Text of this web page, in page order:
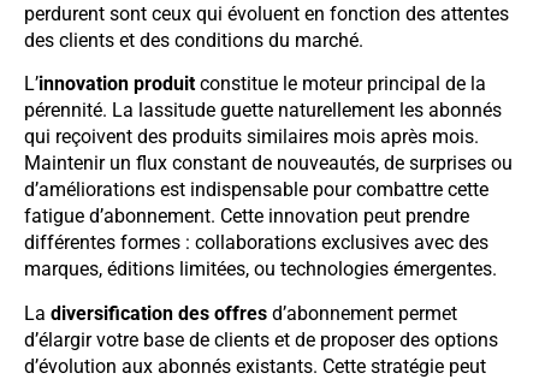
perdurent sont ceux qui évoluent en fonction des attentes
des clients et des conditions du marché.
L’innovation produit constitue le moteur principal de la
pérennité. La lassitude guette naturellement les abonnés
qui reçoivent des produits similaires mois après mois.
Maintenir un flux constant de nouveautés, de surprises ou
d’améliorations est indispensable pour combattre cette
fatigue d’abonnement. Cette innovation peut prendre
différentes formes : collaborations exclusives avec des
marques, éditions limitées, ou technologies émergentes.
La diversification des offres d’abonnement permet
d’élargir votre base de clients et de proposer des options
d’évolution aux abonnés existants. Cette stratégie peut